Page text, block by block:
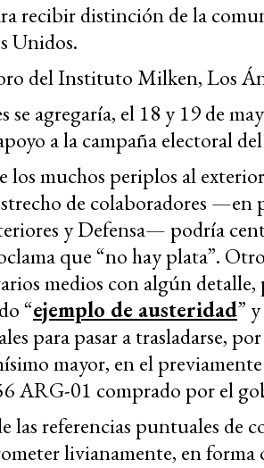
recibir distinción de la
Unidos.
del Instituto Milken, Los
se agregaría, el 18 y 19 de
a la campaña electoral
los muchos periplos al
de colaboradores —en
y Defensa— podría
que “no hay plata”.
medios con algún
“ejemplo de austeridad”
para pasar a trasladarse,
mayor, en el
ARG-01 comprado por el
las referencias puntuales de
livianamente, en